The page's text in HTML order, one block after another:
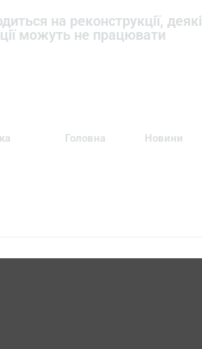
на реконструкції, деякі
можуть не працювати
Головна Новини